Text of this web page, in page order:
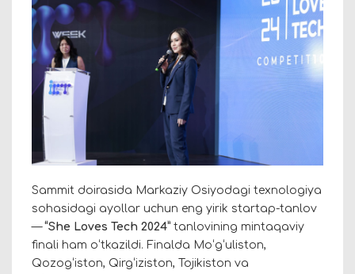
Sammit doirasida Markaziy Osiyodagi texnologiya
sohasidagi ayollar uchun eng yirik startap-tanlov
—“She Loves Tech 2024” tanlovining mintaqaviy
finali ham oʻtkazildi. Finalda Moʻgʻuliston,
Qozogʻiston, Qirgʻiziston, Tojikiston va